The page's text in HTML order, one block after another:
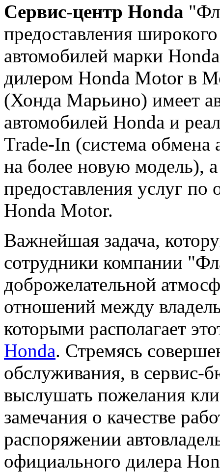
Сервис-центр Honda
предоставления
автомобилей марки
дилером Honda Motor в
(Хонда Марьино) имеет
автомобилей Honda и
Trade-In (система обмена
на более новую модель),
предоставления услуг
Honda Motor.
Важнейшая задача,
сотрудники компании
доброжелательной
отношений между
которыми располагает
Honda. Стремясь
обслуживания, в сервис-
выслушать пожелания
замечания о качестве
распоряжении
официального дилера